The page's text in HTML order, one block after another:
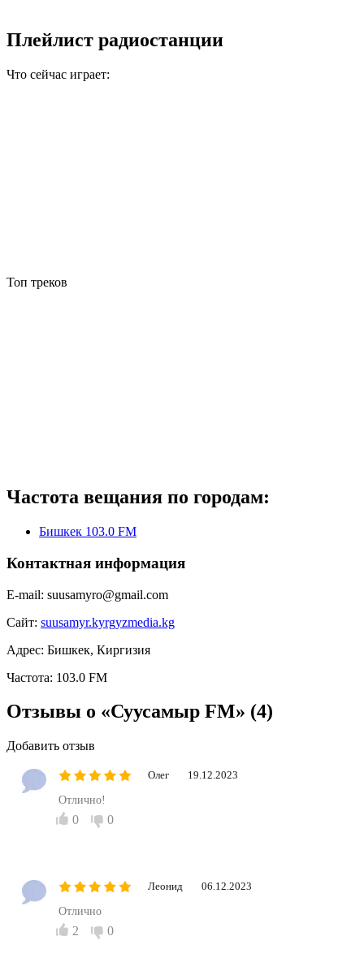
Плейлист радиостанции
Что сейчас играет:
Топ треков
Частота вещания по городам:
Бишкек 103.0 FM
Контактная информация
E-mail: suusamyro@gmail.com
Сайт: suusamyr.kyrgyzmedia.kg
Адрес: Бишкек, Киргизия
Частота: 103.0 FM
Отзывы о «Суусамыр FM» (4)
Добавить отзыв
Олег 19.12.2023
Отлично!
0 0
Леонид 06.12.2023
Отлично
2 0